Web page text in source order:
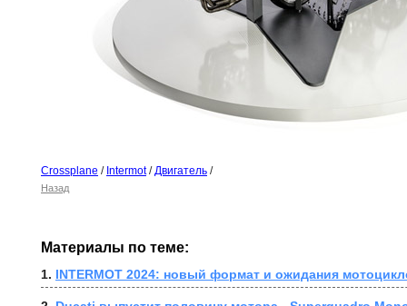
Crossplane / Intermot/Двигатель /
Назад
Материалы по теме:
1. INTERMOT 2024: новый формат и ожидания